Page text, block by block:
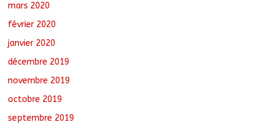
mars 2020
février 2020
janvier 2020
décembre 2019
novembre 2019
octobre 2019
septembre 2019